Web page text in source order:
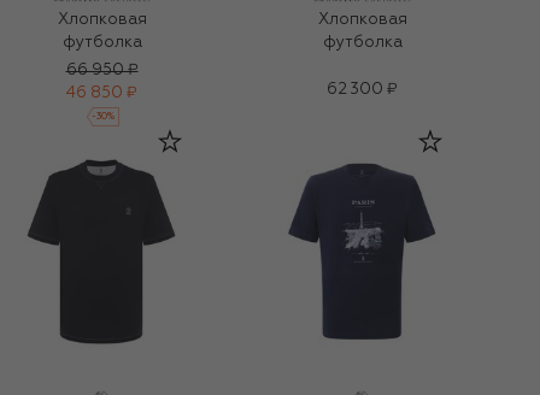
Хлопковая
футболка
66 950 ₽
46 850 ₽
-30%
Хлопковая
футболка
62 300 ₽